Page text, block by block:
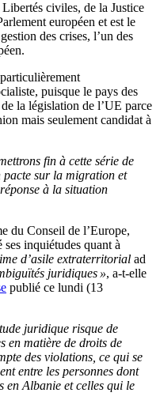
civiles, de la Justice
européen et est le
des crises, l’un des
puisque le pays des
la législation de l’UE parce
mais seulement candidat à
fin à cette série de
pacte sur la migration et
à la situation
du Conseil de l’Europe,
inquiétudes quant à
d’asile extraterritorial ad
juridiques », a-t-elle
publié ce lundi (13
juridique risque de
en matière de droits de
des violations, ce qui se
entre les personnes dont
en Albanie et celles qui le